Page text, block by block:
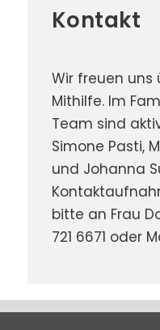
Kontakt
Wir freuen uns
Mithilfe. Im
Team sind
Simone Pasti,
und Johanna
bitte an Frau
721 6671 oder